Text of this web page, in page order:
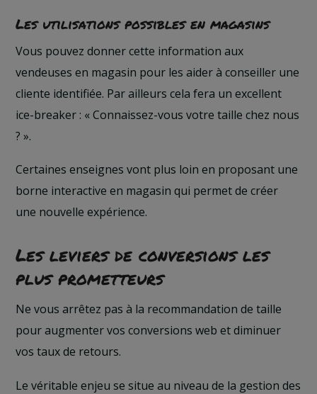
Les utilisations possibles en magasins
Vous pouvez donner cette information aux
vendeuses en magasin pour les aider à conseiller une
cliente identifiée. Par ailleurs cela fera un excellent
ice-breaker : « Connaissez-vous votre taille chez nous
? ».
Certaines enseignes vont plus loin en proposant une
borne interactive en magasin qui permet de créer
une nouvelle expérience.
Les leviers de conversions les
plus prometteurs
Ne vous arrêtez pas à la recommandation de taille
pour augmenter vos conversions web et diminuer
vos taux de retours.
Le véritable enjeu se situe au niveau de la gestion des